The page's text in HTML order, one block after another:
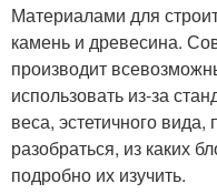
Материалами для
камень и древесина.
производит
использовать из-за
веса, эстетичного
разобраться, из каких
подробно их изучить.